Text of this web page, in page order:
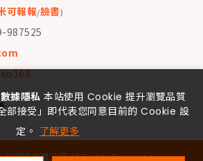
可報報/臉書)
987525
可資訊有限公司All Rights Reserved.
據隱私 本站使用 Cookie 提升瀏覽品質
部接受」即代表您同意目前的 Cookie 設
定。 了解更多